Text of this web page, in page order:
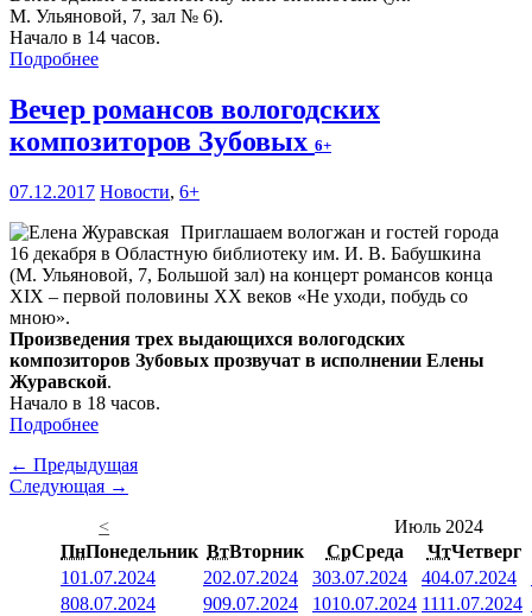
М. Ульяновой, 7, зал № 6).
Начало в 14 часов.
Подробнее
Вечер романсов вологодских
композиторов Зубовых 6+
07.12.2017 Новости, 6+
Приглашаем вологжан и гостей города
16 декабря в Областную библиотеку им. И. В. Бабушкина
(М. Ульяновой, 7, Большой зал) на концерт романсов конца
XIX – первой половины XX веков «Не уходи, побудь со
мною».
Произведения трех выдающихся вологодских
композиторов Зубовых прозвучат в исполнении Елены
Журавской.
Начало в 18 часов.
Подробнее
← Предыдущая
Следующая →
<
Июль 2024
ПнПонедельник ВтВторник СрСреда ЧтЧетверг
101.07.2024 202.07.2024 303.07.2024 404.07.2024
808.07.2024 909.07.2024 1010.07.2024 1111.07.2024